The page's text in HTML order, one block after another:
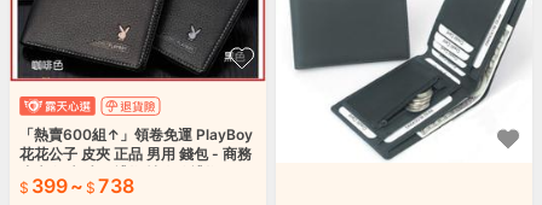
「熱賣600組↑」領卷免運 PlayBoy
花花公子 皮夾 正品 男用 錢包 - 商務
皮夾 短夾 生日禮物 情人節禮物
399~ 738